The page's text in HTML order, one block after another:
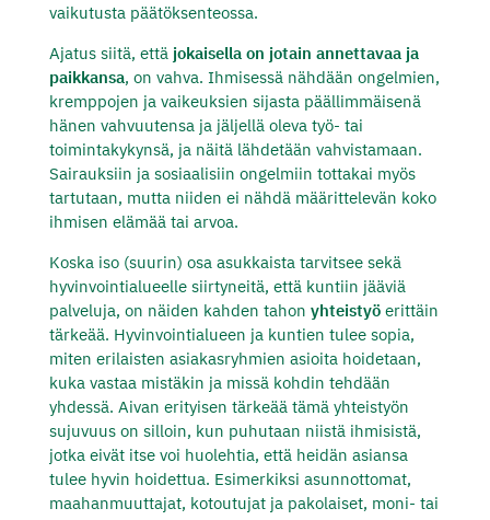
vaikutusta päätöksenteossa.
Ajatus siitä, että jokaisella on jotain annettavaa ja
paikkansa, on vahva. Ihmisessä nähdään ongelmien,
kremppojen ja vaikeuksien sijasta päällimmäisenä
hänen vahvuutensa ja jäljellä oleva työ- tai
toimintakykynsä, ja näitä lähdetään vahvistamaan.
Sairauksiin ja sosiaalisiin ongelmiin tottakai myös
tartutaan, mutta niiden ei nähdä määrittelevän koko
ihmisen elämää tai arvoa.
Koska iso (suurin) osa asukkaista tarvitsee sekä
hyvinvointialueelle siirtyneitä, että kuntiin jääviä
palveluja, on näiden kahden tahon yhteistyöerittäin
tärkeää. Hyvinvointialueen ja kuntien tulee sopia,
miten erilaisten asiakasryhmien asioita hoidetaan,
kuka vastaa mistäkin ja missä kohdin tehdään
yhdessä. Aivan erityisen tärkeää tämä yhteistyön
sujuvuus on silloin, kun puhutaan niistä ihmisistä,
jotka eivät itse voi huolehtia, että heidän asiansa
tulee hyvin hoidettua. Esimerkiksi asunnottomat,
maahanmuuttajat, kotoutujat ja pakolaiset, moni- tai